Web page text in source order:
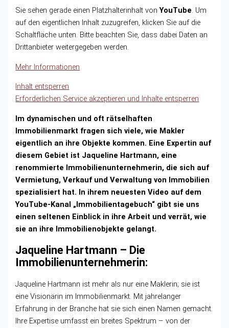
Sie sehen gerade einen Platzhalterinhalt vonYouTube. Um
auf den eigentlichen Inhalt zuzugreifen, klicken Sie auf die
Schaltfläche unten. Bitte beachten Sie, dass dabei Daten an
Drittanbieter weitergegeben werden.
Mehr Informationen
Inhalt entsperren
Erforderlichen Service akzeptieren und Inhalte entsperren
Im dynamischen und oft rätselhaften
Immobilienmarkt fragen sich viele, wie Makler
eigentlich an ihre Objekte kommen. Eine Expertin auf
diesem Gebiet ist Jaqueline Hartmann, eine
renommierte Immobilienunternehmerin, die sich auf
Vermietung, Verkauf und Verwaltung von Immobilien
spezialisiert hat. In ihrem neuesten Video auf dem
YouTube-Kanal „Immobilientagebuch“ gibt sie uns
einen seltenen Einblick in ihre Arbeit und verrät, wie
sie an ihre Immobilienobjekte gelangt.
Jaqueline Hartmann – Die
Immobilienunternehmerin:
Jaqueline Hartmann ist mehr als nur eine Maklerin; sie ist
eine Visionärin im Immobilienmarkt. Mit jahrelanger
Erfahrung in der Branche hat sie sich einen Namen gemacht.
Ihre Expertise umfasst ein breites Spektrum – von der